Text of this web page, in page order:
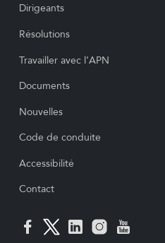
Dirigeants
Résolutions
Travailler avec l’APN
Documents
Nouvelles
Code de conduite
Accessibilité
Contact